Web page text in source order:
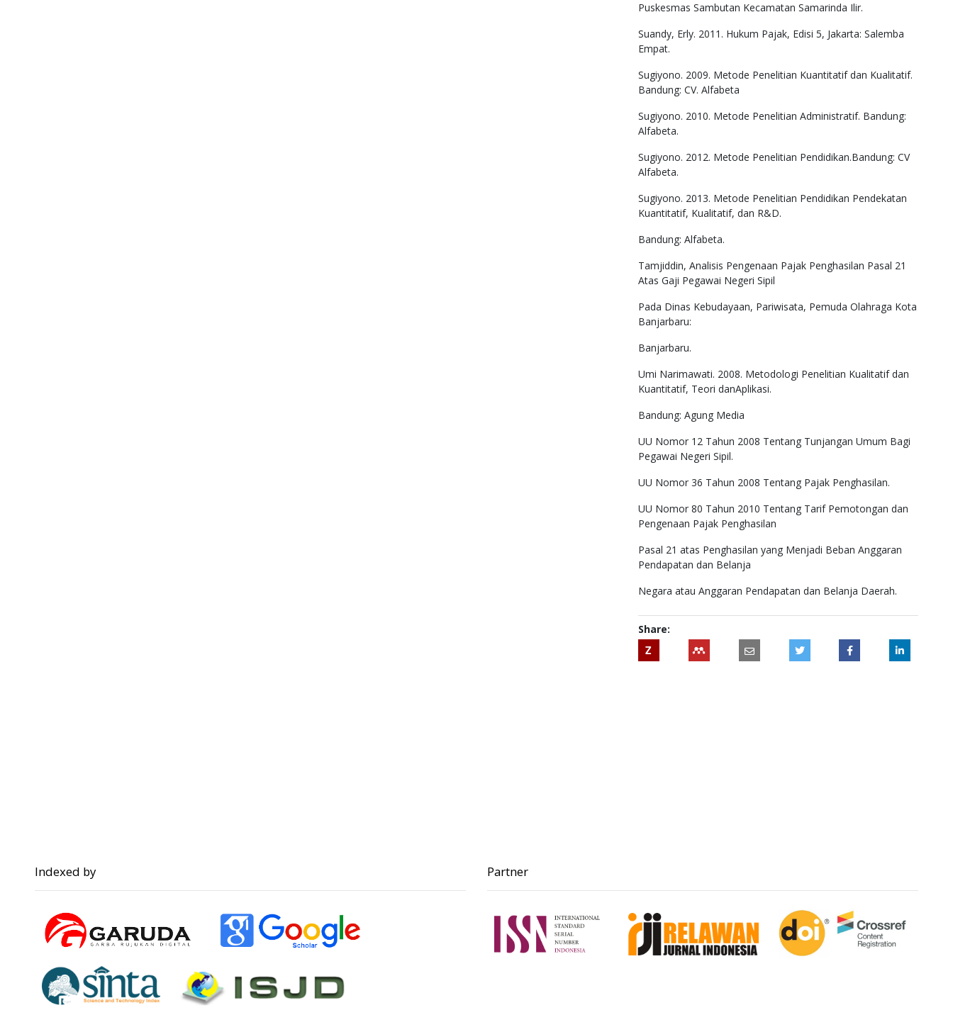
Puskesmas Sambutan Kecamatan Samarinda Ilir.
Suandy, Erly. 2011. Hukum Pajak, Edisi 5, Jakarta: Salemba
Empat.
Sugiyono. 2009. Metode Penelitian Kuantitatif dan Kualitatif.
Bandung: CV. Alfabeta
Sugiyono. 2010. Metode Penelitian Administratif. Bandung:
Alfabeta.
Sugiyono. 2012. Metode Penelitian Pendidikan.Bandung: CV
Alfabeta.
Sugiyono. 2013. Metode Penelitian Pendidikan Pendekatan
Kuantitatif, Kualitatif, dan R&D.
Bandung: Alfabeta.
Tamjiddin, Analisis Pengenaan Pajak Penghasilan Pasal 21
Atas Gaji Pegawai Negeri Sipil
Pada Dinas Kebudayaan, Pariwisata, Pemuda Olahraga Kota
Banjarbaru:
Banjarbaru.
Umi Narimawati. 2008. Metodologi Penelitian Kualitatif dan
Kuantitatif, Teori danAplikasi.
Bandung: Agung Media
UU Nomor 12 Tahun 2008 Tentang Tunjangan Umum Bagi
Pegawai Negeri Sipil.
UU Nomor 36 Tahun 2008 Tentang Pajak Penghasilan.
UU Nomor 80 Tahun 2010 Tentang Tarif Pemotongan dan
Pengenaan Pajak Penghasilan
Pasal 21 atas Penghasilan yang Menjadi Beban Anggaran
Pendapatan dan Belanja
Negara atau Anggaran Pendapatan dan Belanja Daerah.
Share:
Z
Indexed by Partner